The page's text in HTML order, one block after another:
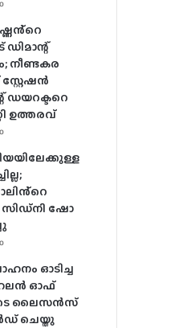
നീണ്ടകര
ഡയറക്ടറെ
ഉത്തരവ്
സിഡ്നി ഷോ
ഓടിച്ച
ഓഫ്
ലൈസന്‍സ്
ചെയ്തു